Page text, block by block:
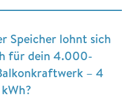
Speicher lohnt sich
für dein 4.000-
– 4